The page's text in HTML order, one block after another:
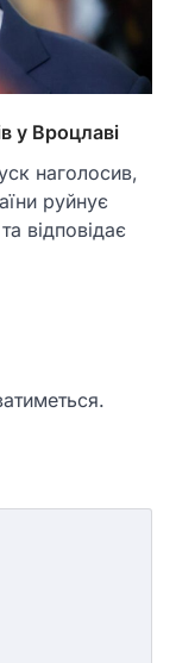
у Вроцлаві
наголосив,
руйнує
відповідає